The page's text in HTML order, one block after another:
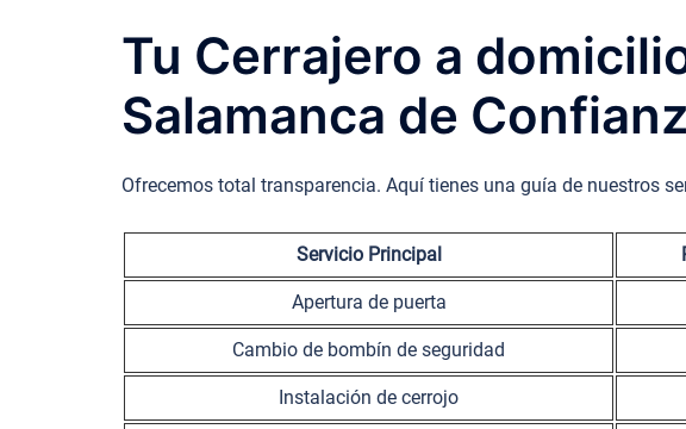
Tu Cerrajero a
Salamanca de
Ofrecemos total transparencia. Aquí tienes una guía de nuestros
Servicio Principal
Apertura de puerta
Cambio de bombín de seguridad
Instalación de cerrojo